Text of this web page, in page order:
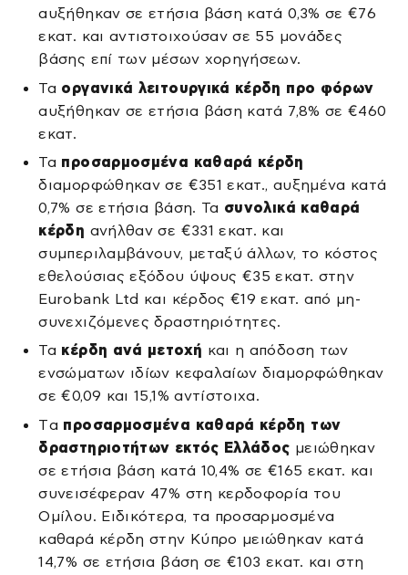
αυξήθηκαν σε ετήσια βάση κατά 0,3% σε €76
εκατ. και αντιστοιχούσαν σε 55 μονάδες
βάσης επί των μέσων χορηγήσεων.
Τα οργανικά λειτουργικά κέρδη προ φόρων
αυξήθηκαν σε ετήσια βάση κατά 7,8% σε €460
εκατ.
Τα προσαρμοσμένα καθαρά κέρδη
διαμορφώθηκαν σε €351 εκατ., αυξημένα κατά
0,7% σε ετήσια βάση. Τα συνολικά καθαρά
κέρδη ανήλθαν σε €331 εκατ. και
συμπεριλαμβάνουν, μεταξύ άλλων, το κόστος
εθελούσιας εξόδου ύψους €35 εκατ. στην
Eurobank Ltd και κέρδος €19 εκατ. από μη-
συνεχιζόμενες δραστηριότητες.
Τα κέρδη ανά μετοχή και η απόδοση των
ενσώματων ιδίων κεφαλαίων διαμορφώθηκαν
σε €0,09 και 15,1% αντίστοιχα.
Tα προσαρμοσμένα καθαρά κέρδη των
δραστηριοτήτων εκτός Ελλάδος μειώθηκαν
σε ετήσια βάση κατά 10,4% σε €165 εκατ. και
συνεισέφεραν 47% στη κερδοφορία του
Ομίλου. Ειδικότερα, τα προσαρμοσμένα
καθαρά κέρδη στην Κύπρο μειώθηκαν κατά
14,7% σε ετήσια βάση σε €103 εκατ. και στη